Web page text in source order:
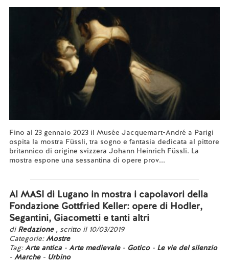
Fino al 23 gennaio 2023 il Musée Jacquemart-André a Parigi
ospita la mostra Füssli, tra sogno e fantasia dedicata al pittore
britannico di origine svizzera Johann Heinrich Füssli. La
mostra espone una sessantina di opere prov...
Al MASI di Lugano in mostra i capolavori della
Fondazione Gottfried Keller: opere di Hodler,
Segantini, Giacometti e tanti altri
di Redazione , scritto il 10/03/2019
Categorie:Mostre
Tag:Arte antica- Arte medievale- Gotico- Le vie del silenzio
- Marche- Urbino